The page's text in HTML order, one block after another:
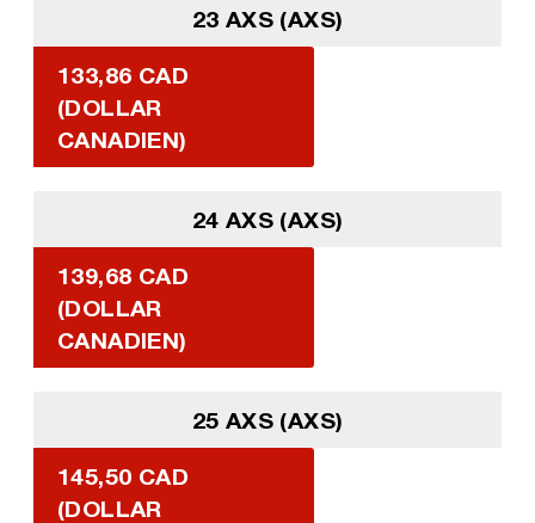
23 AXS (AXS)
133,86 CAD
(DOLLAR
CANADIEN)
24 AXS (AXS)
139,68 CAD
(DOLLAR
CANADIEN)
25 AXS (AXS)
145,50 CAD
(DOLLAR